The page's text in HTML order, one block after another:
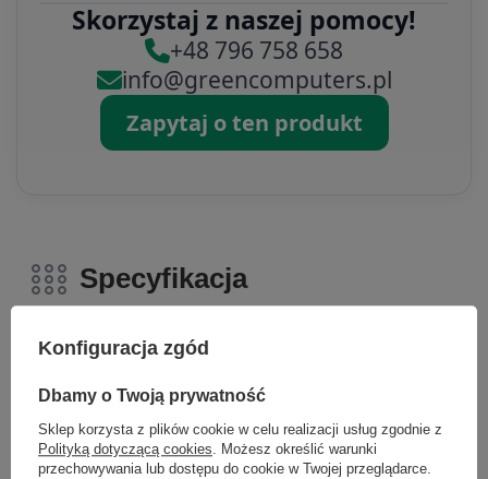
Skorzystaj z naszej pomocy!
+48 796 758 658
info@greencomputers.pl
Zapytaj o ten produkt
Specyfikacja
Marka Apple
Seria iPhone
Konfiguracja zgód
Dbamy o Twoją prywatność
Sklep korzysta z plików cookie w celu realizacji usług zgodnie z
Polityką dotyczącą cookies. Możesz określić warunki
przechowywania lub dostępu do cookie w Twojej przeglądarce.